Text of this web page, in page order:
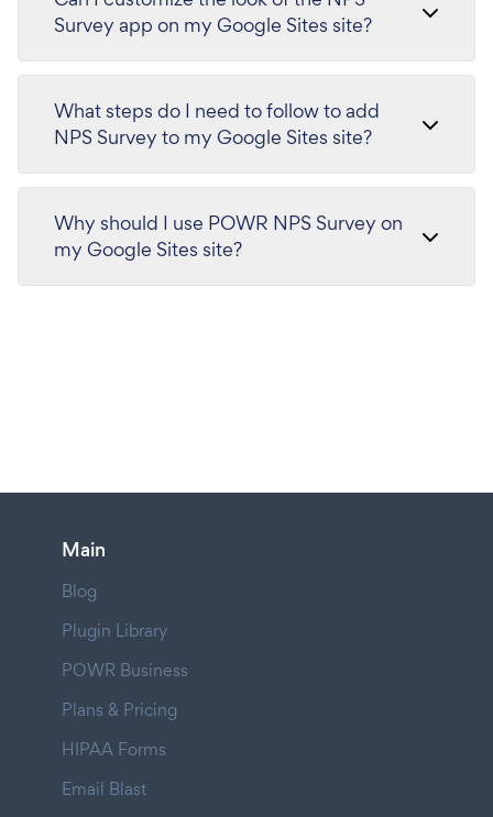
Survey app on my Google Sites site?
What steps do I need to follow to add
NPS Survey to my Google Sites site?
Why should I use POWR NPS Survey on
my Google Sites site?
Main
Blog
Plugin Library
POWR Business
Plans & Pricing
HIPAA Forms
Email Blast